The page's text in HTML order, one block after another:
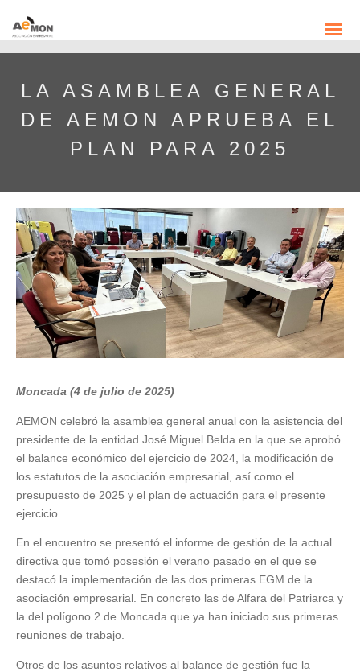
LA ASAMBLEA GENERAL
DE AEMON APRUEBA EL
PLAN PARA 2025
Moncada (4 de julio de 2025)
AEMON celebró la asamblea general anual con la asistencia del
presidente de la entidad José Miguel Belda en la que se aprobó
el balance económico del ejercicio de 2024, la modificación de
los estatutos de la asociación empresarial, así como el
presupuesto de 2025 y el plan de actuación para el presente
ejercicio.
En el encuentro se presentó el informe de gestión de la actual
directiva que tomó posesión el verano pasado en el que se
destacó la implementación de las dos primeras EGM de la
asociación empresarial. En concreto las de Alfara del Patriarca y
la del polígono 2 de Moncada que ya han iniciado sus primeras
reuniones de trabajo.
Otros de los asuntos relativos al balance de gestión fue la